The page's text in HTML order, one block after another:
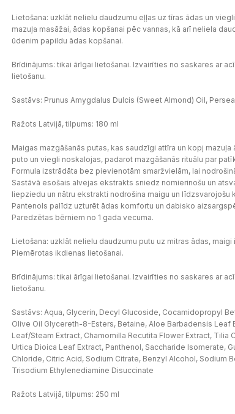
Lietošana: uzklāt nelielu daudzumu eļļas uz tīras ādas un
mazuļa masāžai, ādas kopšanai pēc vannas, kā arī neliela
ūdenim papildu ādas kopšanai.
Brīdinājums: tikai ārīgai lietošanai. Izvairīties no saskares ar
lietošanu.
Sastāvs: Prunus Amygdalus Dulcis (Sweet Almond) Oil,
Ražots Latvijā, tilpums: 180 ml
Maigas mazgāšanās putas, kas saudzīgi attīra un kopj
puto un viegli noskalojas, padarot mazgāšanās rituālu par
Formula izstrādāta bez pievienotām smaržvielām, lai
Sastāvā esošais alvejas ekstrakts sniedz nomierinošu un
liepziedu un nātru ekstrakti nodrošina maigu un līdzsvarojošu
Pantenols palīdz uzturēt ādas komfortu un dabisko
Paredzētas bērniem no 1 gada vecuma.
Lietošana: uzklāt nelielu daudzumu putu uz mitras ādas,
Piemērotas ikdienas lietošanai.
Brīdinājums: tikai ārīgai lietošanai. Izvairīties no saskares ar
lietošanu.
Sastāvs: Aqua, Glycerin, Decyl Glucoside, Cocamidopropyl
Olive Oil Glycereth-8-Esters, Betaine, Aloe Barbadensis Leaf
Leaf/Steam Extract, Chamomilla Recutita Flower Extract, Tilia
Urtica Dioica Leaf Extract, Panthenol, Saccharide Isomerate,
Chloride, Citric Acid, Sodium Citrate, Benzyl Alcohol, Sodium
Trisodium Ethylenediamine Disuccinate
Ražots Latvijā, tilpums: 250 ml